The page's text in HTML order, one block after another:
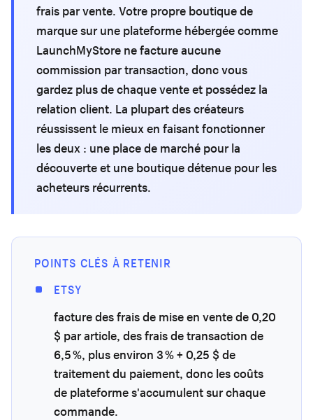
frais par vente. Votre propre boutique de
marque sur une plateforme hébergée comme
LaunchMyStore ne facture aucune
commission par transaction, donc vous
gardez plus de chaque vente et possédez la
relation client. La plupart des créateurs
réussissent le mieux en faisant fonctionner
les deux : une place de marché pour la
découverte et une boutique détenue pour les
acheteurs récurrents.
POINTS CLÉS À RETENIR
ETSY
facture des frais de mise en vente de 0,20
$ par article, des frais de transaction de
6,5 %, plus environ 3 % + 0,25 $ de
traitement du paiement, donc les coûts
de plateforme s'accumulent sur chaque
commande.